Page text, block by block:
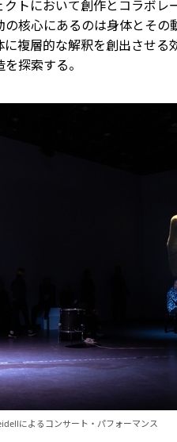
トにおいて創作とコラボレ
核心にあるのは身体とその
複層的な解釈を創出させる
探索する。
によるコンサート・パフォーマンス